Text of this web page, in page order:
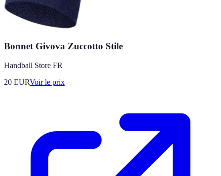
Bonnet Givova Zuccotto Stile
Handball Store FR
20 EURVoir le prix